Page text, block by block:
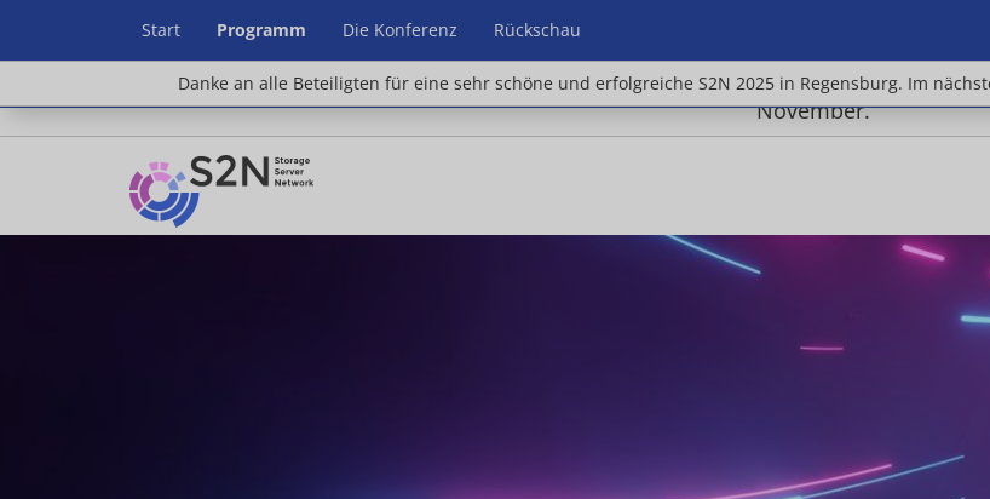
Start Programm Die Konferenz Rückschau
Danke an alle Beteiligten für eine sehr schöne und erfolgreiche S2N 2025 in Regensburg. Im
Danke an alle Beteiligten für eine sehr schöne und erfolgreiche S2N 2025 in
November.